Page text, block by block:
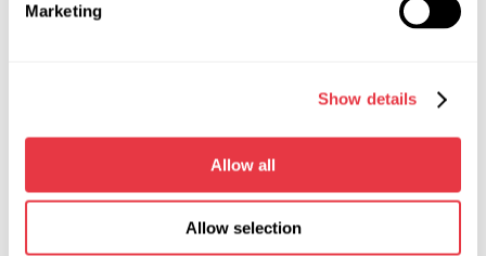
Marketing
Show details
Allow all
Allow selection
2,07
Consumo máximo de aire, l/min